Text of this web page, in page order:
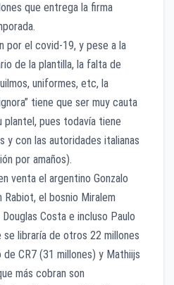
que entrega la firma
por el covid-19, y pese a la
de la plantilla, la falta de
uniformes, etc, la
tiene que ser muy cauta
plantel, pues todavía tiene
y con las autoridades italianas
por amaños).
venta el argentino Gonzalo
Rabiot, el bosnio Miralem
Costa e incluso Paulo
se libraría de otros 22 millones
CR7 (31 millones) y Mathiijs
más cobran son